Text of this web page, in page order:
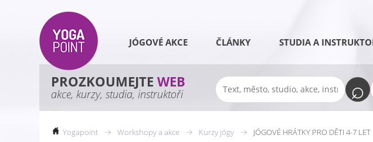
JÓGOVÉ AKCE ČLÁNKY STUDIA A
PROZKOUMEJTE WEB
akce, kurzy, studia, instruktoři
Yogapoint Workshopy a akce Kurzy jógy JÓGOVÉ HRÁTKY PRO DĚTI 4-7 LET